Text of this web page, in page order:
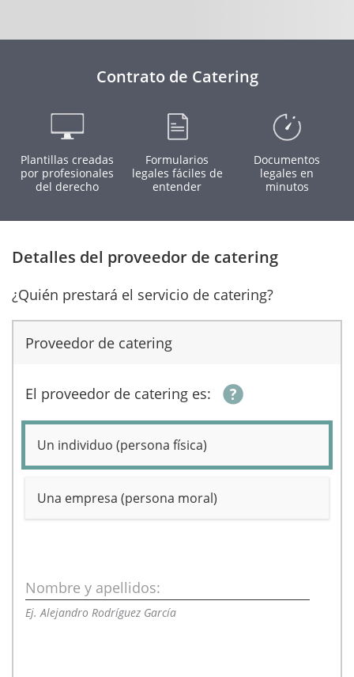
Contrato de Catering
Plantillas creadas
por profesionales
del derecho
Formularios
legales fáciles de
entender
Documentos
legales en
minutos
Detalles del proveedor de catering
¿Quién prestará el servicio de catering?
Proveedor de catering
El proveedor de catering es:
Un individuo (persona física)
Una empresa (persona moral)
Nombre y apellidos:
Ej. Alejandro Rodríguez García